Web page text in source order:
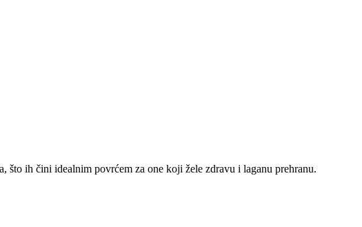
ih čini idealnim povrćem za one koji žele zdravu i laganu prehranu.